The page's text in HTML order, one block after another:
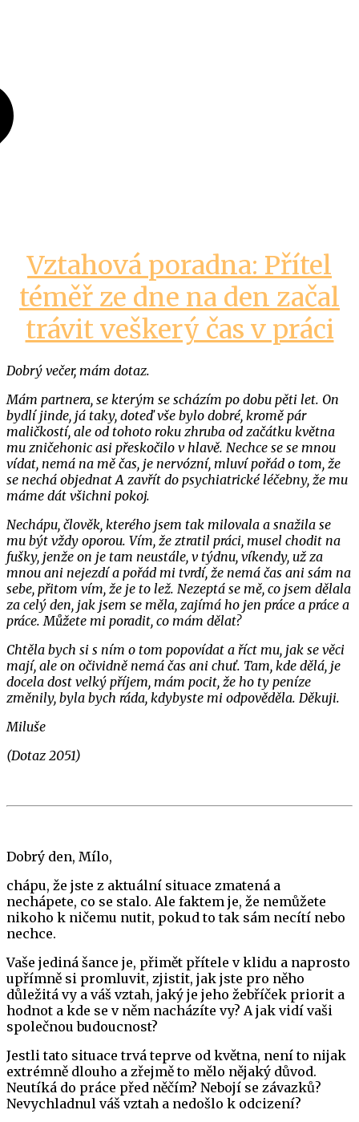
Vztahová poradna: Přítel
téměř ze dne na den začal
trávit veškerý čas v práci
Dobrý večer, mám dotaz.
Mám partnera, se kterým se scházím po dobu pěti let. On
bydlí jinde, já taky, doteď vše bylo dobré, kromě pár
maličkostí, ale od tohoto roku zhruba od začátku května
mu zničehonic asi přeskočilo v hlavě. Nechce se se mnou
vídat, nemá na mě čas, je nervózní, mluví pořád o tom, že
se nechá objednat A zavřít do psychiatrické léčebny, že mu
máme dát všichni pokoj.
Nechápu, člověk, kterého jsem tak milovala a snažila se
mu být vždy oporou. Vím, že ztratil práci, musel chodit na
fušky, jenže on je tam neustále, v týdnu, víkendy, už za
mnou ani nejezdí a pořád mi tvrdí, že nemá čas ani sám na
sebe, přitom vím, že je to lež. Nezeptá se mě, co jsem dělala
za celý den, jak jsem se měla, zajímá ho jen práce a práce a
práce. Můžete mi poradit, co mám dělat?
Chtěla bych si s ním o tom popovídat a říct mu, jak se věci
mají, ale on očividně nemá čas ani chuť. Tam, kde dělá, je
docela dost velký příjem, mám pocit, že ho ty peníze
změnily, byla bych ráda, kdybyste mi odpověděla. Děkuji.
Miluše
(Dotaz 2051)
Dobrý den, Mílo,
chápu, že jste z aktuální situace zmatená a
nechápete, co se stalo. Ale faktem je, že nemůžete
nikoho k ničemu nutit, pokud to tak sám necítí nebo
nechce.
Vaše jediná šance je, přimět přítele v klidu a naprosto
upřímně si promluvit, zjistit, jak jste pro něho
důležitá vy a váš vztah, jaký je jeho žebříček priorit a
hodnot a kde se v něm nacházíte vy? A jak vidí vaši
společnou budoucnost?
Jestli tato situace trvá teprve od května, není to nijak
extrémně dlouho a zřejmě to mělo nějaký důvod.
Neutíká do práce před něčím? Nebojí se závazků?
Nevychladnul váš vztah a nedošlo k odcizení?